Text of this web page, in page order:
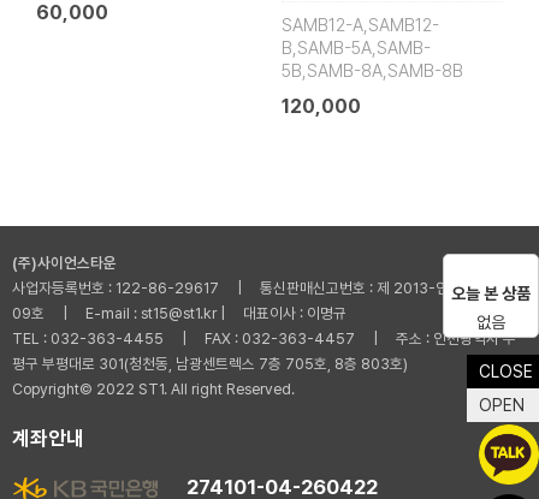
60,000
SAMB12-A,SAMB12-
B,SAMB-5A,SAMB-
5B,SAMB-8A,SAMB-8B
120,000
(주)사이언스타운
사업자등록번호 : 122-86-29617 | 통신판매신고번호 : 제 2013-인천부평-001
09호 | E-mail : st15@st1.kr | 대표이사 : 이명규
TEL : 032-363-4455 | FAX : 032-363-4457 | 주소 : 인천광역시 부
평구 부평대로 301(청천동, 남광센트렉스 7층 705호, 8층 803호)
Copyright© 2022 ST1. All right Reserved.
계좌안내
274101-04-260422
CLOSE
OPEN
오늘 본 상품
없음